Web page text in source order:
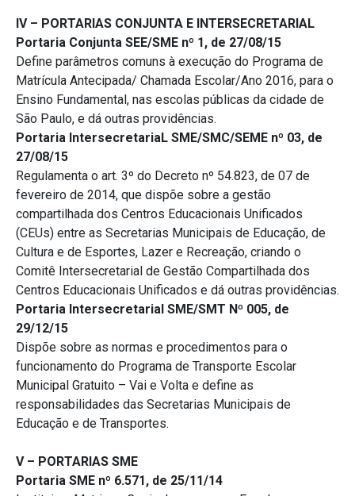
IV – PORTARIAS CONJUNTA E INTERSECRETARIAL
Portaria Conjunta SEE/SME nº 1, de 27/08/15
Define parâmetros comuns à execução do Programa de
Matrícula Antecipada/ Chamada Escolar/Ano 2016, para o
Ensino Fundamental, nas escolas públicas da cidade de
São Paulo, e dá outras providências.
Portaria IntersecretariaL SME/SMC/SEME nº 03, de
27/08/15
Regulamenta o art. 3º do Decreto nº 54.823, de 07 de
fevereiro de 2014, que dispõe sobre a gestão
compartilhada dos Centros Educacionais Unificados
(CEUs) entre as Secretarias Municipais de Educação, de
Cultura e de Esportes, Lazer e Recreação, criando o
Comitê Intersecretarial de Gestão Compartilhada dos
Centros Educacionais Unificados e dá outras providências.
Portaria Intersecretarial SME/SMT Nº 005, de
29/12/15
Dispõe sobre as normas e procedimentos para o
funcionamento do Programa de Transporte Escolar
Municipal Gratuito – Vai e Volta e define as
responsabilidades das Secretarias Municipais de
Educação e de Transportes.
V – PORTARIAS SME
Portaria SME nº 6.571, de 25/11/14